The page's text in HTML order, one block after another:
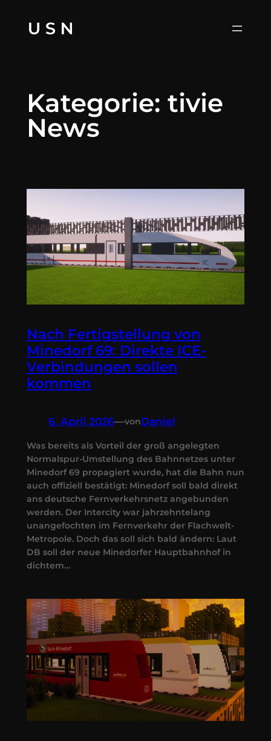
Inhalt
Kategorie: tivie
News
Nach Fertigstellung von
Minedorf 69: Direkte ICE-
Verbindungen sollen
kommen
6. April 2026—vonDaniel
Was bereits als Vorteil der groß angelegten
Normalspur-Umstellung des Bahnnetzes unter
Minedorf 69 propagiert wurde, hat die Bahn nun
auch offiziell bestätigt: Minedorf soll bald direkt
ans deutsche Fernverkehrsnetz angebunden
werden. Der Intercity war jahrzehntelang
unangefochten im Fernverkehr der Flachwelt-
Metropole. Doch das soll sich bald ändern: Laut
DB soll der neue Minedorfer Hauptbahnhof in
dichtem…